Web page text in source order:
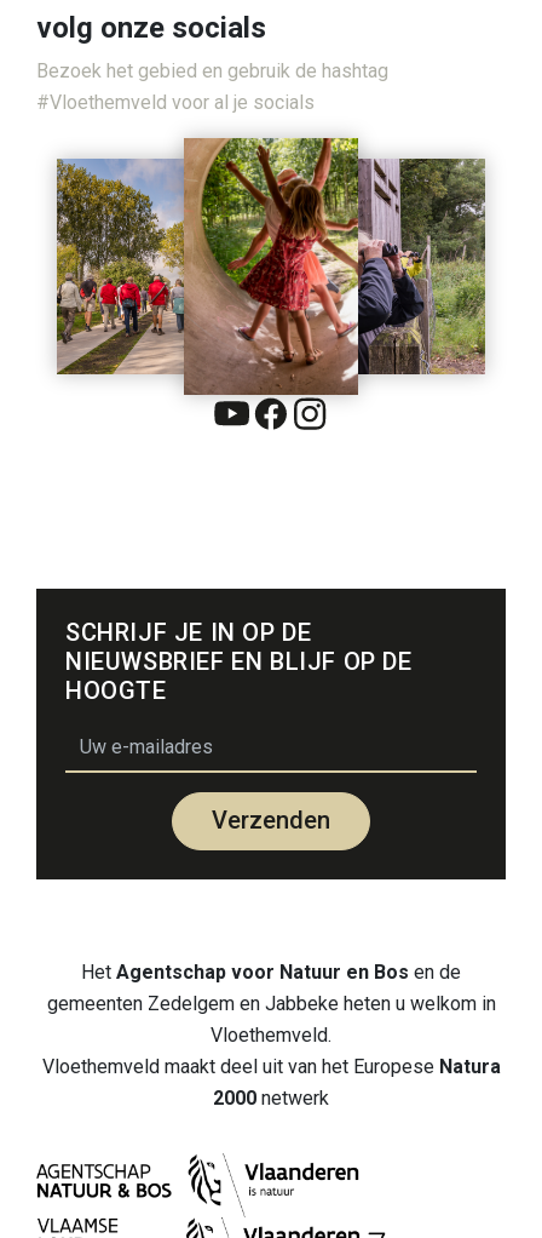
volg onze socials
Bezoek het gebied en gebruik de hashtag
#Vloethemveld voor al je socials
SCHRIJF JE IN OP DE
NIEUWSBRIEF EN BLIJF OP DE
HOOGTE
Verzenden
Het Agentschap voor Natuur en Bos en de
gemeenten Zedelgem en Jabbeke heten u welkom in
Vloethemveld.
Vloethemveld maakt deel uit van het Europese Natura
2000 netwerk